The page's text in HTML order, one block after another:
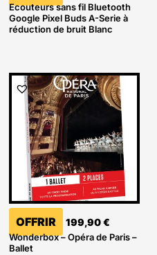
Ecouteurs sans fil Bluetooth
Google Pixel Buds A-Serie à
réduction de bruit Blanc
OFFRIR 199,90€
Wonderbox – Opéra de Paris –
Ballet